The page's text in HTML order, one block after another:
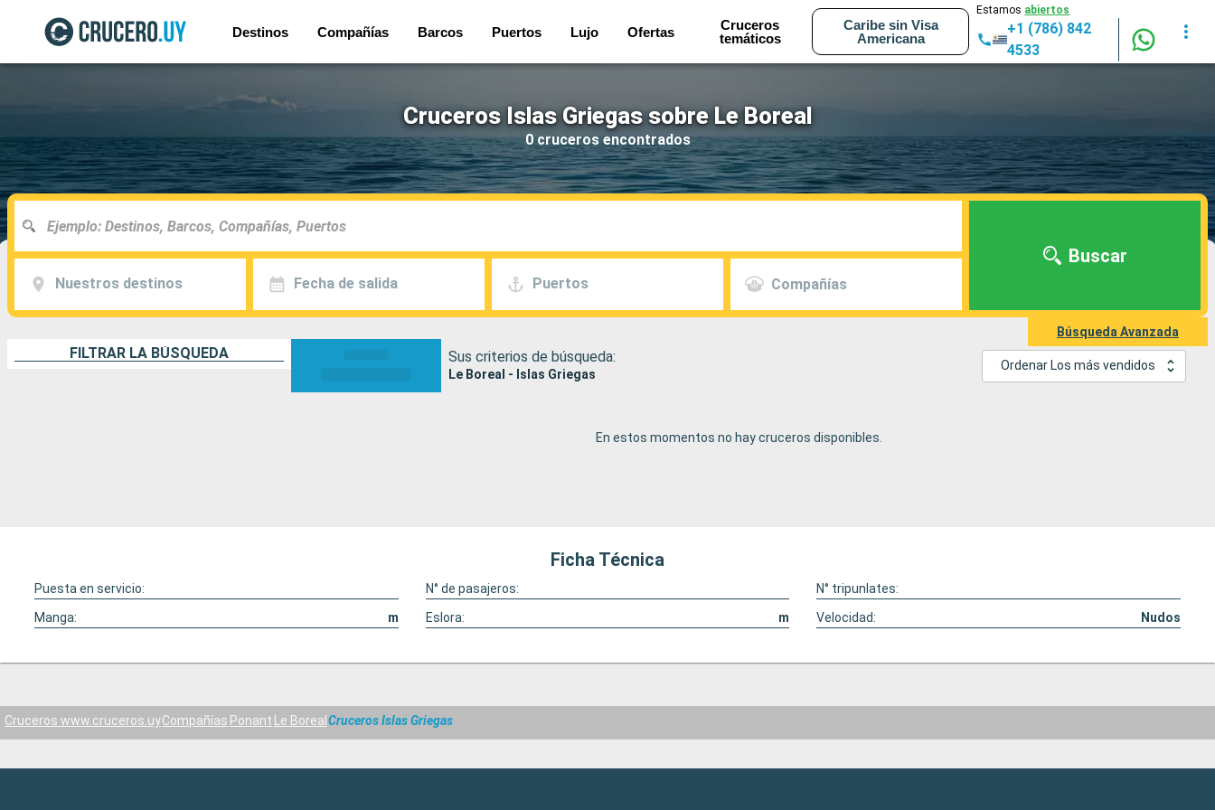
Destinos Compañías Barcos Puertos Lujo Ofertas
Cruceros
temáticos
Caribe sin Visa
Americana
Estamos abiertos
+1 (786) 842
4533
Cruceros Islas Griegas sobre Le Boreal
0 cruceros encontrados
Nuestros destinos Fecha de salida Puertos Compañías
Buscar
Búsqueda Avanzada
FILTRAR LA BÚSQUEDA Sus criterios de búsqueda:
Le Boreal - Islas Griegas
Ordenar Los más vendidos
En estos momentos no hay cruceros disponibles.
Ficha Técnica
Puesta en servicio: N° de pasajeros:
N° tripunlates:
Manga:
m Eslora: m Velocidad: Nudos
Cruceros www.cruceros.uyCompañías Ponant Le Boreal Cruceros Islas Griegas